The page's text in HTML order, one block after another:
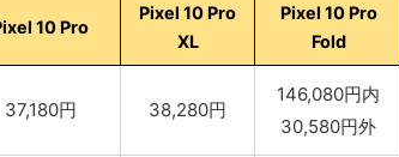
10 Pro
Pixel 10 Pro
XL
Pixel 10 Pro
Fold
37,180円 38,280円
146,080円内
30,580円外